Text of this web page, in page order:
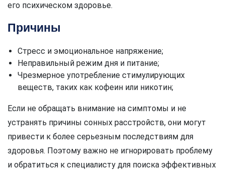
его психическом здоровье.
Причины
Стресс и эмоциональное напряжение;
Неправильный режим дня и питание;
Чрезмерное употребление стимулирующих
веществ, таких как кофеин или никотин;
Если не обращать внимание на симптомы и не
устранять причины сонных расстройств, они могут
привести к более серьезным последствиям для
здоровья. Поэтому важно не игнорировать проблему
и обратиться к специалисту для поиска эффективных